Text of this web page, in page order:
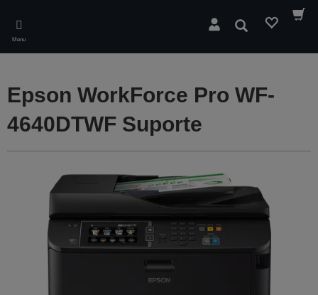
main
content
Menu
Pesquisar
Epson WorkForce Pro WF-
4640DTWF Suporte